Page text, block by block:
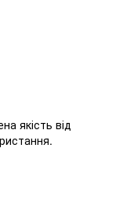
якість від